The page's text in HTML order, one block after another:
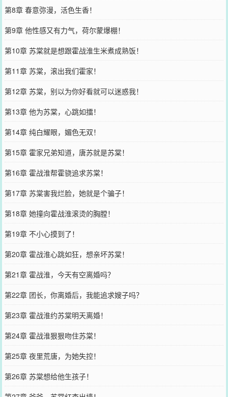
第8章 春意弥漫，活色生香！
第9章 他性感又有力气，荷尔蒙爆棚！
第10章 苏棠就是想跟霍战淮生米煮成熟饭！
第11章 苏棠，滚出我们霍家！
第12章 苏棠，别以为你好看就可以迷惑我！
第13章 他为苏棠，心跳如擂！
第14章 纯白耀眼，媚色无双！
第15章 霍家兄弟知道，唐苏就是苏棠！
第16章 霍战淮帮霍骁追求苏棠！
第17章 苏棠害我烂脸，她就是个骗子！
第18章 她撞向霍战淮滚烫的胸膛！
第19章 不小心摸到了！
第20章 霍战淮心跳如狂，想亲坏苏棠！
第21章 霍战淮，今天有空离婚吗？
第22章 团长，你离婚后，我能追求嫂子吗？
第23章 霍战淮约苏棠明天离婚！
第24章 霍战淮狠狠吻住苏棠！
第25章 夜里荒唐，为她失控！
第26章 苏棠想给他生孩子！